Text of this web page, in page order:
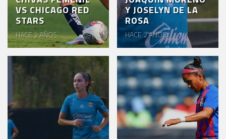
VS CHICAGO RED
STARS
HACE 2 AÑOS
Y JOSELYN DE LA
ROSA
HACE 2 AÑOS